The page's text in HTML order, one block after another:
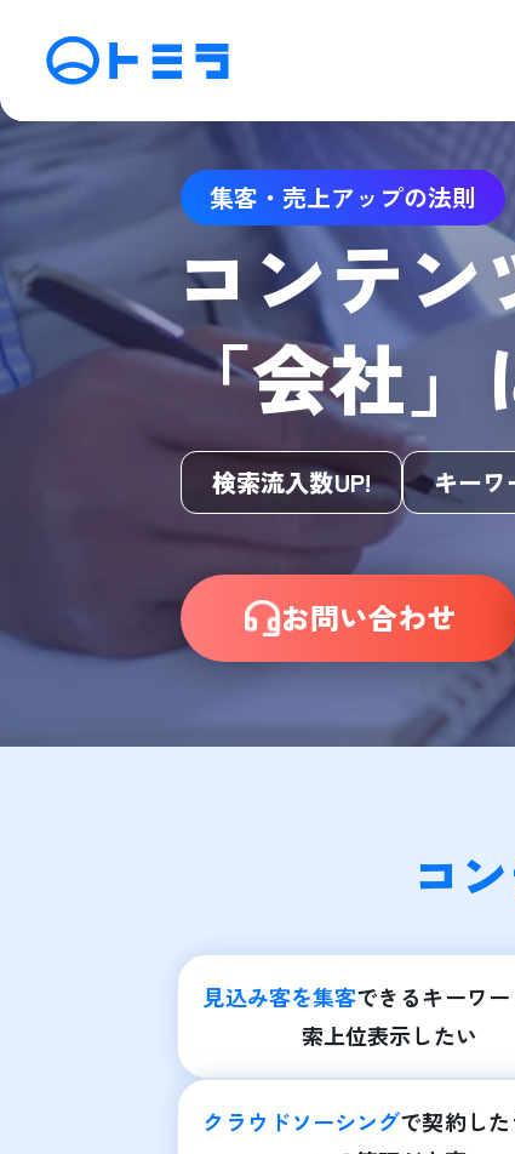
サービス
SEO検索エンジン最適化
SNS運用
集客・売上アップの法則
コンテ
「会社」
検索流入数UP! キーワ
お問い合わせ
コ
見込み客を集客できるキーワ
索上位表示したい
クラウドソーシングで契約した